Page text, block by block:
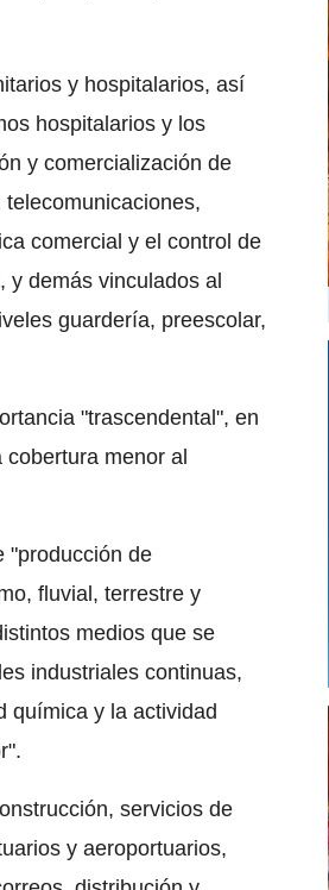
y hospitalarios, así
hospitalarios y los
y comercialización de
comercial y el control de
y demás vinculados al
guardería, preescolar,
"trascendental", en
menor al
"producción de
fluvial, terrestre y
medios que se
industriales continuas,
química y la actividad
servicios de
y aeroportuarios,